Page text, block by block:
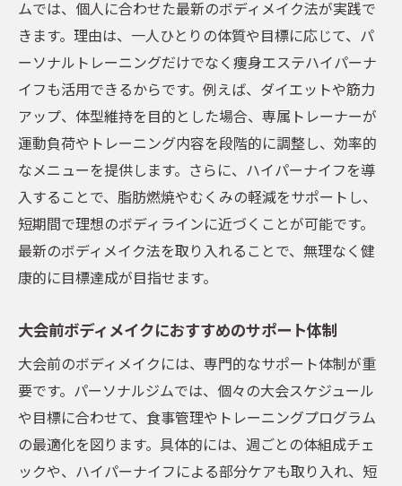
ムでは、個人に合わせた最新のボディメイク法が実践で
きます。理由は、一人ひとりの体質や目標に応じて、パ
ーソナルトレーニングだけでなく痩身エステハイパーナ
イフも活用できるからです。例えば、ダイエットや筋力
アップ、体型維持を目的とした場合、専属トレーナーが
運動負荷やトレーニング内容を段階的に調整し、効率的
なメニューを提供します。さらに、ハイパーナイフを導
入することで、脂肪燃焼やむくみの軽減をサポートし、
短期間で理想のボディラインに近づくことが可能です。
最新のボディメイク法を取り入れることで、無理なく健
康的に目標達成が目指せます。
大会前ボディメイクにおすすめのサポート体制
大会前のボディメイクには、専門的なサポート体制が重
要です。パーソナルジムでは、個々の大会スケジュール
や目標に合わせて、食事管理やトレーニングプログラム
の最適化を図ります。具体的には、週ごとの体組成チェ
ックや、ハイパーナイフによる部分ケアも取り入れ、短